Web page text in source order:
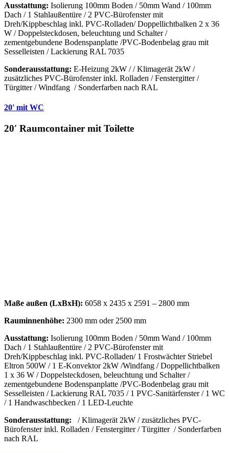
Ausstattung: Isolierung 100mm Boden / 50mm Wand / 100mm
Dach / 1 Stahlaußentüre / 2 PVC-Bürofenster mit
Dreh/Kippbeschlag inkl. PVC-Rolladen/ Doppellichtbalken 2 x 36
W / Doppelsteckdosen, beleuchtung und Schalter /
zementgebundene Bodenspanplatte /PVC-Bodenbelag grau mit
Sesselleisten / Lackierung RAL 7035
Sonderausstattung: E-Heizung 2kW / / Klimagerät 2kW /
zusätzliches PVC-Bürofenster inkl. Rolladen / Fenstergitter /
Türgitter / Windfang / Sonderfarben nach RAL
20' mit WC
20′ Raumcontainer mit Toilette
Maße außen (LxBxH): 6058 x 2435 x 2591 – 2800 mm
Rauminnenhöhe: 2300 mm oder 2500 mm
Ausstattung: Isolierung 100mm Boden / 50mm Wand / 100mm
Dach / 1 Stahlaußentüre / 2 PVC-Bürofenster mit
Dreh/Kippbeschlag inkl. PVC-Rolladen/ 1 Frostwächter Striebel
Eltron 500W / 1 E-Konvektor 2kW /Windfang / Doppellichtbalken
1 x 36 W / Doppelsteckdosen, beleuchtung und Schalter /
zementgebundene Bodenspanplatte /PVC-Bodenbelag grau mit
Sesselleisten / Lackierung RAL 7035 / 1 PVC-Sanitärfenster / 1 WC
/ 1 Handwaschbecken / 1 LED-Leuchte
Sonderausstattung: / Klimagerät 2kW / zusätzliches PVC-
Bürofenster inkl. Rolladen / Fenstergitter / Türgitter / Sonderfarben
nach RAL